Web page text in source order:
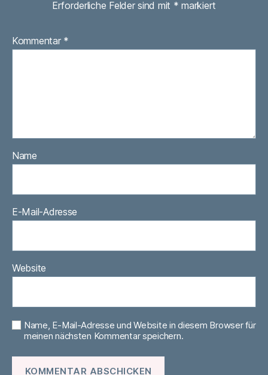
Erforderliche Felder sind mit * markiert
Kommentar *
Name
E-Mail-Adresse
Website
Name, E-Mail-Adresse und Website in diesem Browser für
meinen nächsten Kommentar speichern.